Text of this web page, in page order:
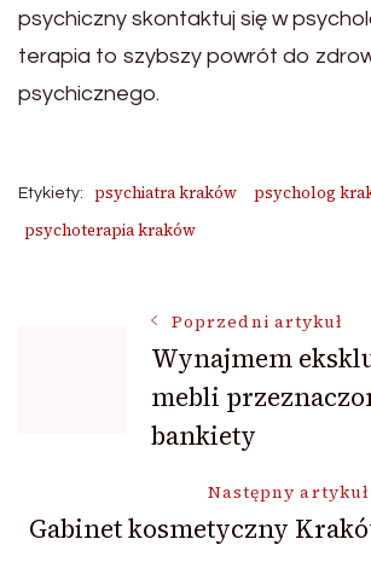
psychiczny skontaktuj się w
terapia to szybszy powrót do
psychicznego.
Etykiety: psychiatra kraków
psycholog
psychoterapia kraków
Nawigacja
wpisu
Poprzedni artykuł
Wynajmem
mebli
bankiety
Następny artykuł
Gabinet kosmetyczny